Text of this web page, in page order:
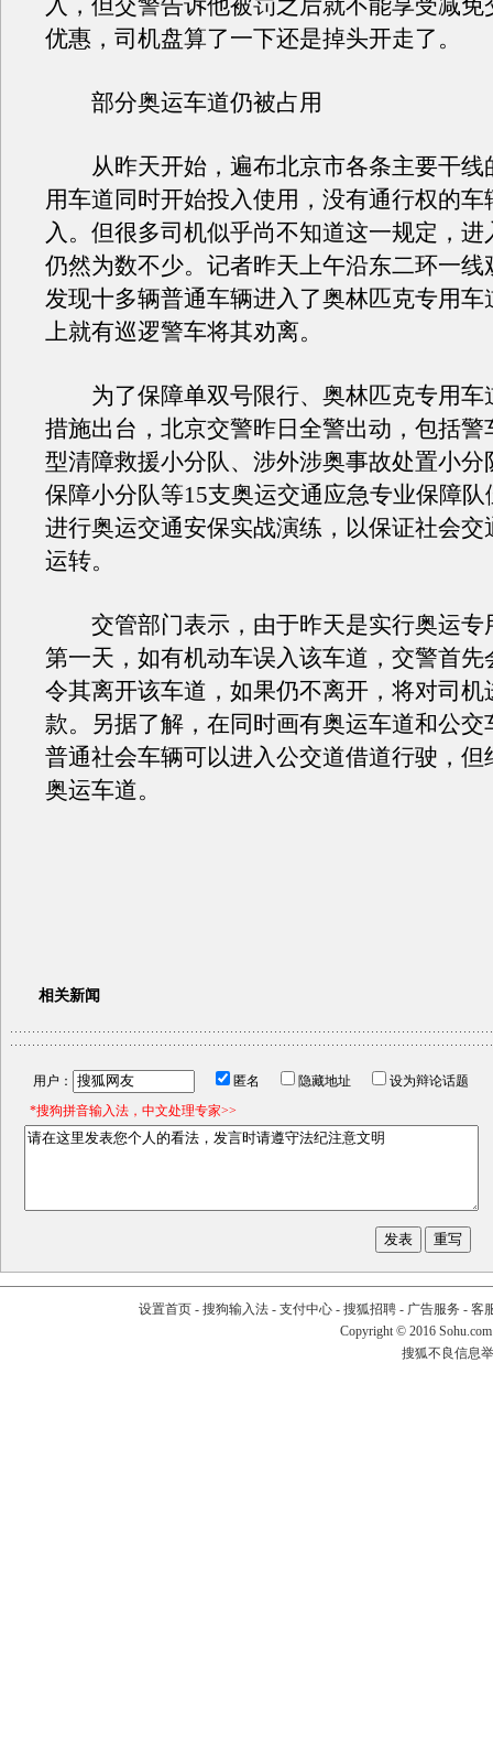
入，但交警告诉他被罚之后就不能享受减免
优惠，司机盘算了一下还是掉头开走了。
部分奥运车道仍被占用
从昨天开始，遍布北京市各条主要干线
用车道同时开始投入使用，没有通行权的车
入。但很多司机似乎尚不知道这一规定，进
仍然为数不少。记者昨天上午沿东二环一线
发现十多辆普通车辆进入了奥林匹克专用车
上就有巡逻警车将其劝离。
为了保障单双号限行、奥林匹克专用车
措施出台，北京交警昨日全警出动，包括警
型清障救援小分队、涉外涉奥事故处置小分
保障小分队等15支奥运交通应急专业保障
进行奥运交通安保实战演练，以保证社会交
运转。
交管部门表示，由于昨天是实行奥运专
第一天，如有机动车误入该车道，交警首先
令其离开该车道，如果仍不离开，将对司机
款。另据了解，在同时画有奥运车道和公交
普通社会车辆可以进入公交道借道行驶，但
奥运车道。
相关新闻
用户： 匿名 隐藏地址
设为辩论话题
*搜狗拼音输入法，中文处理专家>>
设置首页- 搜狗输入法- 支付中心- 搜狐招聘- 广告服务 - 客
Copyright © 2016
搜狐不良信息